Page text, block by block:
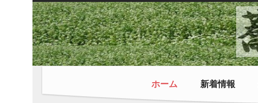
ホーム 新着情報